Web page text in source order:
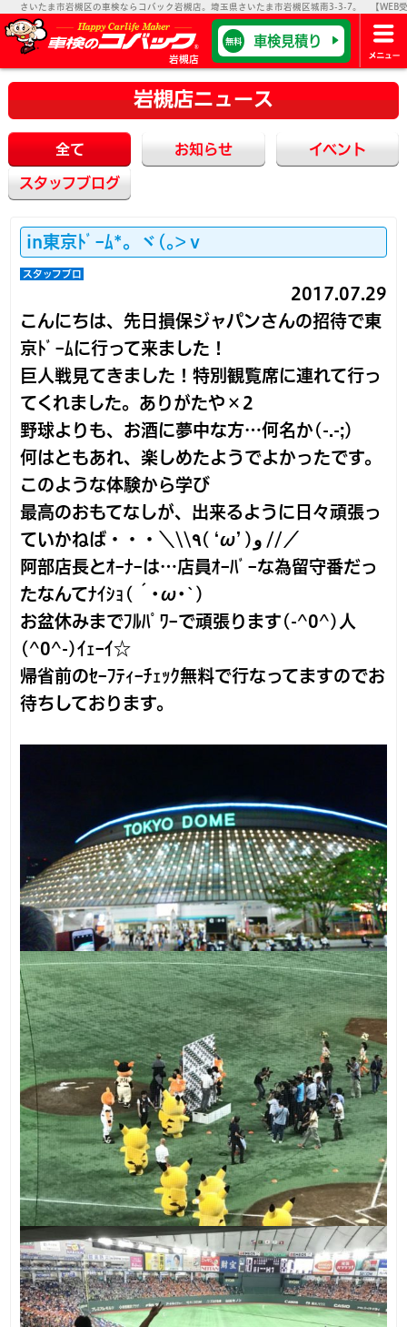
いたま市岩槻区の車検ならコバック岩槻店。埼玉県さいたま市岩槻区城南3-3-7。 【WEB受付
岩槻店
無料 車検見積り
岩槻店ニュース
全て お知らせ イベント
スタッフブログ
in東京ﾄﾞｰﾑ*。ヾ(｡>ｖ
スタッフブロ
2017.07.29
こんにちは、先日損保ジャパンさんの招待で東
京ﾄﾞｰﾑに行って来ました！
巨人戦見てきました！特別観覧席に連れて行っ
てくれました。ありがたや×2
野球よりも、お酒に夢中な方…何名か(-.-;)
何はともあれ、楽しめたようでよかったです。
このような体験から学び
最高のおもてなしが、出来るように日々頑張っ
ていかねば・・・＼\\٩( ‘ω’ )و //／
阿部店長とｵｰﾅｰは…店員ｵｰﾊﾞｰな為留守番だっ
たなんてﾅｲｼｮ(´･ω･`)
お盆休みまでﾌﾙﾊﾟﾜｰで頑張ります(-^0^)人
(^0^-)ｲｪｰｲ☆
帰省前のｾｰﾌﾃｨｰﾁｪｯｸ無料で行なってますのでお
待ちしております。